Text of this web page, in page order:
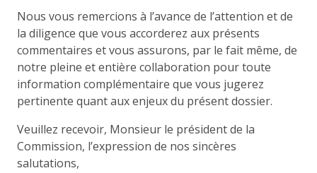
Nous vous remercions à l’avance de l’attention et de
la diligence que vous accorderez aux présents
commentaires et vous assurons, par le fait même, de
notre pleine et entière collaboration pour toute
information complémentaire que vous jugerez
pertinente quant aux enjeux du présent dossier.
Veuillez recevoir, Monsieur le président de la
Commission, l’expression de nos sincères
salutations,